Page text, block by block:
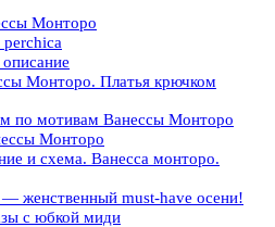
Монторо
perchica
Монторо. Платья крючком
по мотивам Ванессы Монторо
Монторо
и схема. Ванесса монторо.
женственный must-have осени!
с юбкой миди